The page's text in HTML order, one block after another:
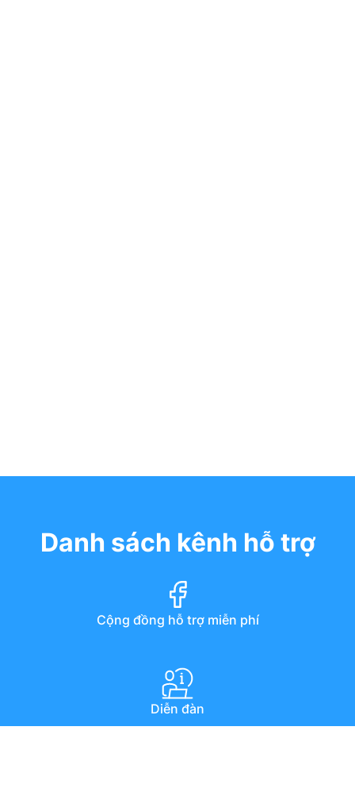
Danh sách kênh hỗ trợ
Cộng đồng hỗ trợ miễn phí
Diễn đàn